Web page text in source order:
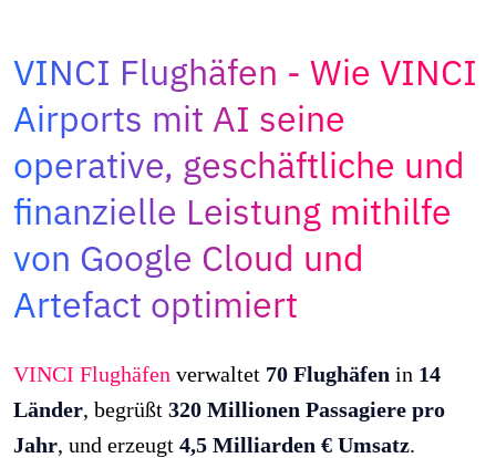
Suche
nach:
VINCI Flughäfen
Wie VINCI
Airports mit AI seine
operative, geschäftliche und
finanzielle Leistung mithilfe
von Google Cloud und
Artefact optimiert
VINCI Flughäfen verwaltet 70 Flughäfen in 14
Länder, begrüßt320 Millionen Passagiere pro
Jahr, und erzeugt4,5 Milliarden € Umsatz.